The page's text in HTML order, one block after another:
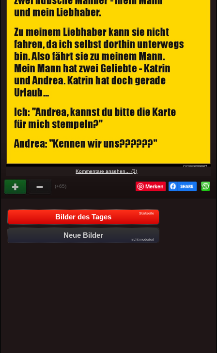
Kommentare ansehen... (3)
(+65) Merken
Bilder des Tages Startseite
Neue Bilder
nicht moderiert